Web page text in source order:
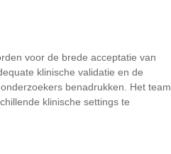
voor de brede acceptatie van
klinische validatie en de
benadrukken. Het team
klinische settings te